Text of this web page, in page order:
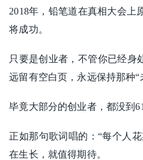
2018年，铅笔道在真相大会上
将成功。
只要是创业者，不管你已经身
远留有空白页，永远保持那种“
毕竟大部分的创业者，都没到61
正如那句歌词唱的：“每个人
在生长，就值得期待。